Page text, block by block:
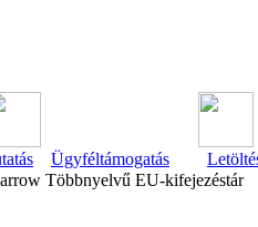
Ügyféltámogatás
Többnyelvű EU-kifejezéstár